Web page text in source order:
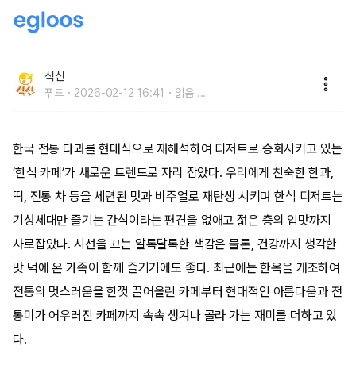
식신
푸드 2026-02-12 16:41 읽음 ...
한국 전통 다과를 현대식으로 재해석하여 디저트로 승화시키고 있는
‘한식 카페’가 새로운 트렌드로 자리 잡았다. 우리에게 친숙한 한과,
떡, 전통 차 등을 세련된 맛과 비주얼로 재탄생 시키며 한식 디저트는
기성세대만 즐기는 간식이라는 편견을 없애고 젊은 층의 입맛까지
사로잡았다. 시선을 끄는 알록달록한 색감은 물론, 건강까지 생각한
맛 덕에 온 가족이 함께 즐기기에도 좋다. 최근에는 한옥을 개조하여
전통의 멋스러움을 한껏 끌어올린 카페부터 현대적인 아름다움과 전
통미가 어우러진 카페까지 속속 생겨나 골라 가는 재미를 더하고 있
다.